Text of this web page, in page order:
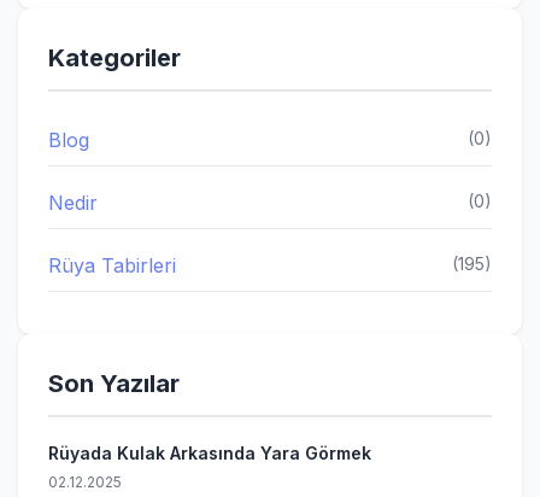
Kategoriler
Blog (0)
Nedir (0)
Rüya Tabirleri (195)
Son Yazılar
Rüyada Kulak Arkasında Yara Görmek
02.12.2025